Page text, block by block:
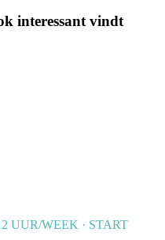
interessant vindt
UUR/WEEK · START